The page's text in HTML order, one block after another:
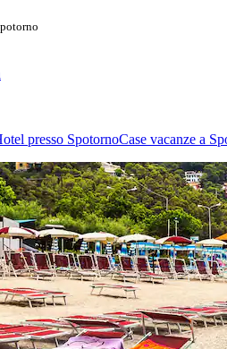
presso SpotornoCase vacanze a